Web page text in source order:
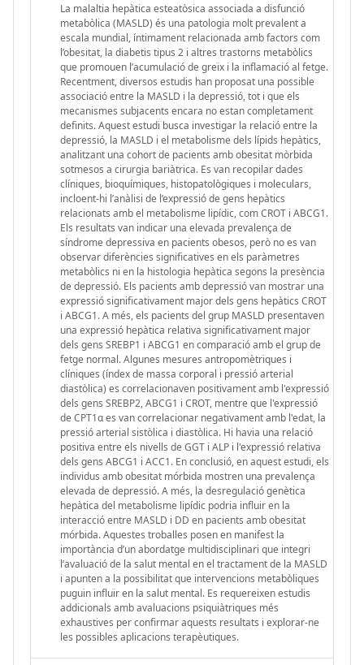
La malaltia hepàtica esteatòsica associada a disfunció
metabòlica (MASLD) és una patologia molt prevalent a
escala mundial, íntimament relacionada amb factors com
l’obesitat, la diabetis tipus 2 i altres trastorns metabòlics
que promouen l’acumulació de greix i la inflamació al fetge.
Recentment, diversos estudis han proposat una possible
associació entre la MASLD i la depressió, tot i que els
mecanismes subjacents encara no estan completament
definits. Aquest estudi busca investigar la relació entre la
depressió, la MASLD i el metabolisme dels lípids hepàtics,
analitzant una cohort de pacients amb obesitat mòrbida
sotmesos a cirurgia bariàtrica. Es van recopilar dades
clíniques, bioquímiques, histopatològiques i moleculars,
incloent-hi l’anàlisi de l’expressió de gens hepàtics
relacionats amb el metabolisme lipídic, com CROT i ABCG1.
Els resultats van indicar una elevada prevalença de
síndrome depressiva en pacients obesos, però no es van
observar diferències significatives en els paràmetres
metabòlics ni en la histologia hepàtica segons la presència
de depressió. Els pacients amb depressió van mostrar una
expressió significativament major dels gens hepàtics CROT
i ABCG1. A més, els pacients del grup MASLD presentaven
una expressió hepàtica relativa significativament major
dels gens SREBP1 i ABCG1 en comparació amb el grup de
fetge normal. Algunes mesures antropomètriques i
clíniques (índex de massa corporal i pressió arterial
diastòlica) es correlacionaven positivament amb l'expressió
dels gens SREBP2, ABCG1 i CROT, mentre que l'expressió
de CPT1α es van correlacionar negativament amb l'edat, la
pressió arterial sistòlica i diastòlica. Hi havia una relació
positiva entre els nivells de GGT i ALP i l'expressió relativa
dels gens ABCG1 i ACC1. En conclusió, en aquest estudi, els
individus amb obesitat mórbida mostren una prevalença
elevada de depressió. A més, la desregulació genètica
hepàtica del metabolisme lipídic podria influir en la
interacció entre MASLD i DD en pacients amb obesitat
mórbida. Aquestes troballes posen en manifest la
importància d’un abordatge multidisciplinari que integri
l’avaluació de la salut mental en el tractament de la MASLD
i apunten a la possibilitat que intervencions metabòliques
puguin influir en la salut mental. Es requereixen estudis
addicionals amb avaluacions psiquiàtriques més
exhaustives per confirmar aquests resultats i explorar-ne
les possibles aplicacions terapèutiques.